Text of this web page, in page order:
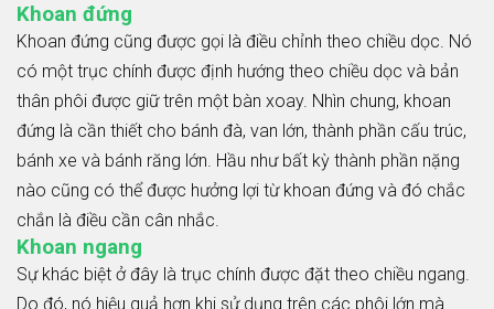
Khoan đứng
Khoan đứng cũng được gọi là điều chỉnh theo chiều dọc. Nó
có một trục chính được định hướng theo chiều dọc và bản
thân phôi được giữ trên một bàn xoay. Nhìn chung, khoan
đứng là cần thiết cho bánh đà, van lớn, thành phần cấu trúc,
bánh xe và bánh răng lớn. Hầu như bất kỳ thành phần nặng
nào cũng có thể được hưởng lợi từ khoan đứng và đó chắc
chắn là điều cần cân nhắc.
Khoan ngang
Sự khác biệt ở đây là trục chính được đặt theo chiều ngang.
Do đó, nó hiệu quả hơn khi sử dụng trên các phôi lớn mà